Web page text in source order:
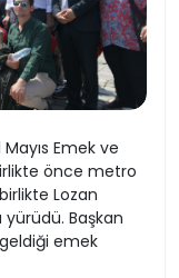
Emek ve
önce metro
Lozan
yürüdü. Başkan
emek